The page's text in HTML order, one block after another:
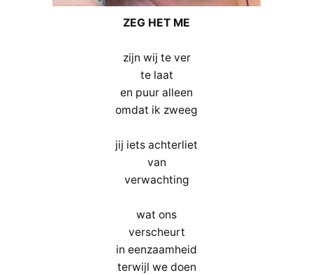
ZEG HET ME
zijn wij te ver
te laat
en puur alleen
omdat ik zweeg
jij iets achterliet
van
verwachting
wat ons
verscheurt
in eenzaamheid
terwijl we doen